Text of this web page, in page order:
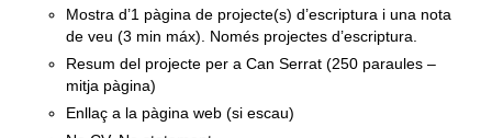
Mostra d’1 pàgina de projecte(s) d’escriptura i una nota
de veu (3 min máx). Només projectes d’escriptura.
Resum del projecte per a Can Serrat (250 paraules –
mitja pàgina)
Enllaç a la pàgina web (si escau)